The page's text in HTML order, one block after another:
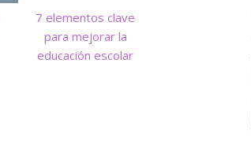
7 elementos clave
para mejorar la
educación escolar